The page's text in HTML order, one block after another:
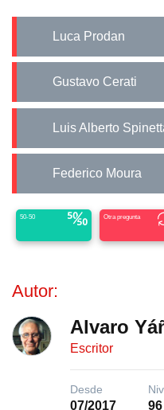
Luca Prodan
Gustavo Cerati
Luis Alberto
Federico Moura
50-50 Otra pregunta
Autor:
Alvaro
Escritor
Desde
07/2017 96